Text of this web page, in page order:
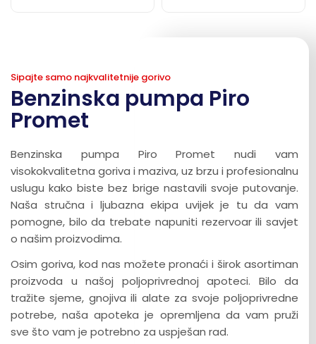
Sipajte samo najkvalitetnije gorivo
Benzinska pumpa Piro
Promet
Benzinska pumpa Piro Promet nudi vam
visokokvalitetna goriva i maziva, uz brzu i profesionalnu
uslugu kako biste bez brige nastavili svoje putovanje.
Naša stručna i ljubazna ekipa uvijek je tu da vam
pomogne, bilo da trebate napuniti rezervoar ili savjet
o našim proizvodima.
Osim goriva, kod nas možete pronaći i širok asortiman
proizvoda u našoj poljoprivrednoj apoteci. Bilo da
tražite sjeme, gnojiva ili alate za svoje poljoprivredne
potrebe, naša apoteka je opremljena da vam pruži
sve što vam je potrebno za uspješan rad.